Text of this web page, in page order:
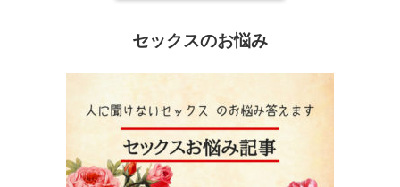
セックスのお悩み